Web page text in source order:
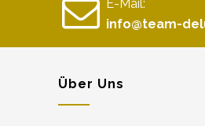
E-Mail:
info@team-
Über Uns